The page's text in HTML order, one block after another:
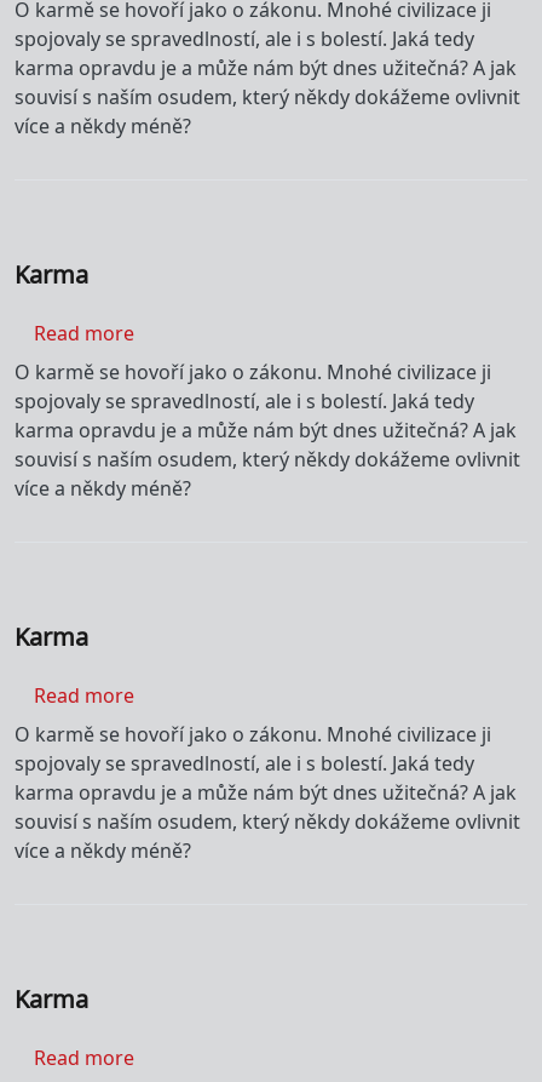
O karmě se hovoří jako o zákonu. Mnohé civilizace ji
spojovaly se spravedlností, ale i s bolestí. Jaká tedy
karma opravdu je a může nám být dnes užitečná? A jak
souvisí s naším osudem, který někdy dokážeme ovlivnit
více a někdy méně?
Karma
Read moreabout Karma
O karmě se hovoří jako o zákonu. Mnohé civilizace ji
spojovaly se spravedlností, ale i s bolestí. Jaká tedy
karma opravdu je a může nám být dnes užitečná? A jak
souvisí s naším osudem, který někdy dokážeme ovlivnit
více a někdy méně?
Karma
Read moreabout Karma
O karmě se hovoří jako o zákonu. Mnohé civilizace ji
spojovaly se spravedlností, ale i s bolestí. Jaká tedy
karma opravdu je a může nám být dnes užitečná? A jak
souvisí s naším osudem, který někdy dokážeme ovlivnit
více a někdy méně?
Karma
Read moreabout Karma